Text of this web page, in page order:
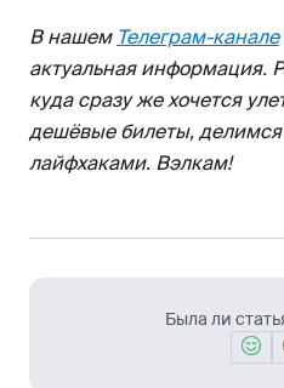
В нашем Телеграм-канале
актуальная информация.
куда сразу же хочется
дешёвые билеты,
лайфхаками. Вэлкам!
Была ли